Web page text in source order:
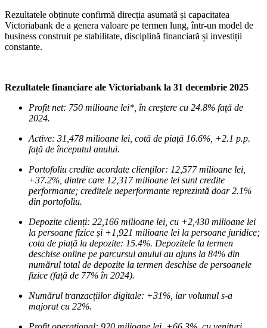
Rezultatele obținute confirmă direcția asumată și capacitatea
Victoriabank de a genera valoare pe termen lung, într-un model de
business construit pe stabilitate, disciplină financiară și investiții
constante.
Rezultatele financiare ale Victoriabank la 31 decembrie 2025
Profit net: 750 milioane lei*, în creștere cu 24.8% față de
2024.
Active: 31,478 milioane lei, cotă de piață 16.6%, +2.1 p.p.
față de începutul anului.
Portofoliu credite acordate clienților: 12,577 milioane lei,
+37.2%, dintre care 12,317 milioane lei sunt credite
performante; creditele neperformante reprezintă doar 2.1%
din portofoliu.
Depozite clienți: 22,166 milioane lei, cu +2,430 milioane lei
la persoane fizice și +1,921 milioane lei la persoane juridice;
cota de piață la depozite: 15.4%. Depozitele la termen
deschise online pe parcursul anului au ajuns la 84% din
numărul total de depozite la termen deschise de persoanele
fizice (față de 77% în 2024).
Numărul tranzacțiilor digitale: +31%, iar volumul s-a
majorat cu 22%.